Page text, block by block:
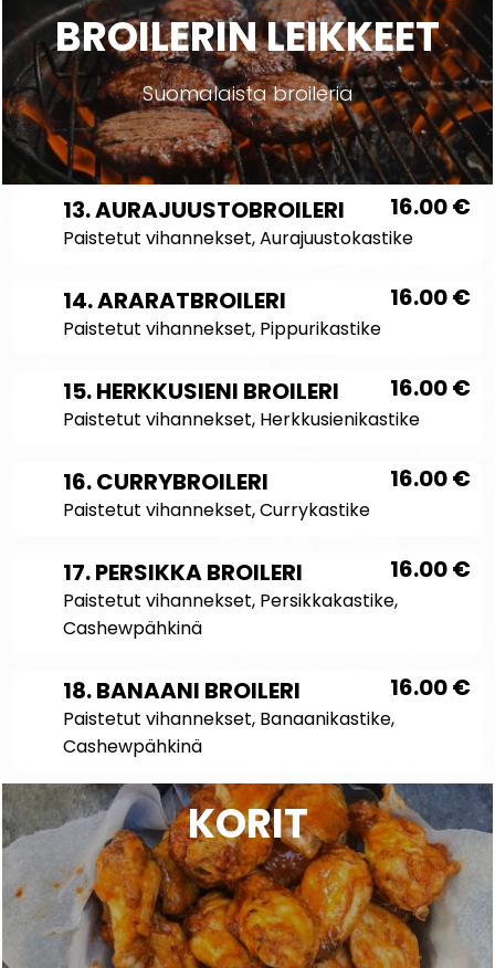
BROILERIN LEIKKEET
Suomalaista broileria
16.00€
13. AURAJUUSTOBROILERI
Paistetut vihannekset, Aurajuustokastike
16.00€
14. ARARATBROILERI
Paistetut vihannekset, Pippurikastike
16.00€
15. HERKKUSIENI BROILERI
Paistetut vihannekset, Herkkusienikastike
16.00€
16. CURRYBROILERI
Paistetut vihannekset, Currykastike
16.00€
17. PERSIKKA BROILERI
Paistetut vihannekset, Persikkakastike,
Cashewpähkinä
16.00€
18. BANAANI BROILERI
Paistetut vihannekset, Banaanikastike,
Cashewpähkinä
KORIT